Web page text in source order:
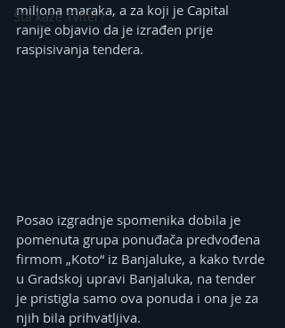
Šta kaže Tviter?
miliona maraka, a za koji je Capital
ranije objavio da je izrađen prije
raspisivanja tendera.
Posao izgradnje spomenika dobila je
pomenuta grupa ponuđača predvođena
firmom „Koto“ iz Banjaluke, a kako tvrde
u Gradskoj upravi Banjaluka, na tender
je pristigla samo ova ponuda i ona je za
njih bila prihvatljiva.